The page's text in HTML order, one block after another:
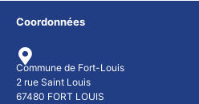
Coordonnées
Commune de Fort-Louis
2 rue Saint Louis
67480 FORT LOUIS